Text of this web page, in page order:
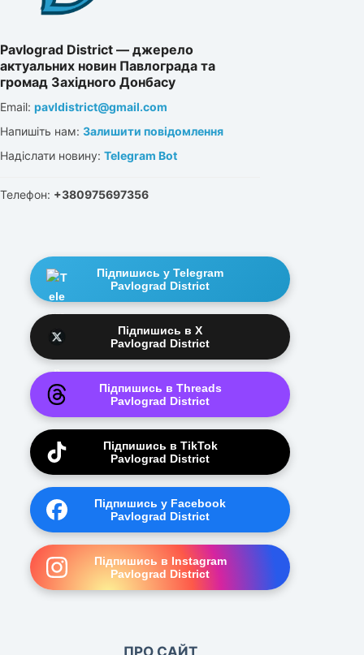
Pavlograd District — джерело
актуальних новин Павлограда та
громад Західного Донбасу
Email: pavldistrict@gmail.com
Напишіть нам: Залишити повідомлення
Надіслати новину: Telegram Bot
Телефон: +380975697356
Підпишись у Telegram
Pavlograd District
Підпишись в X
Pavlograd District
Підпишись в Threads
Pavlograd District
Підпишись в TikTok
Pavlograd District
Підпишись у Facebook
Pavlograd District
Підпишись в Instagram
Pavlograd District